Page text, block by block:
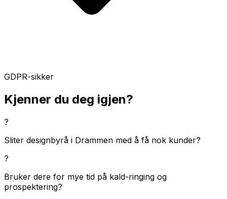
GDPR-sikker
Kjenner du deg igjen?
?
Sliter designbyrå i Drammen med å få nok kunder?
?
Bruker dere for mye tid på kald-ringing og
prospektering?